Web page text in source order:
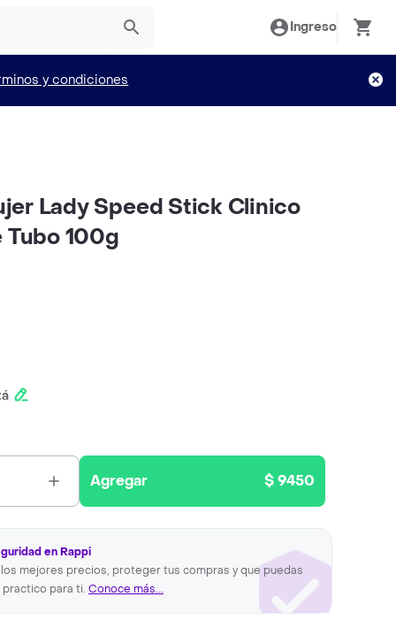
Ingreso
y condiciones
Lady Speed Stick Clinico
100g
Agregar $ 9450
en Rappi
mejores precios, proteger tus compras y que puedas
para ti. Conoce más...